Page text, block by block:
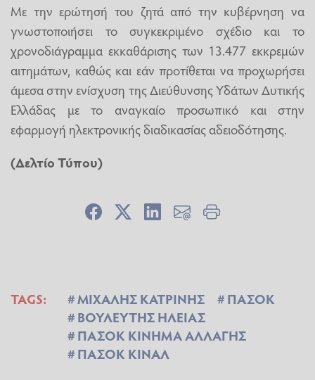
Με την ερώτησή του ζητά από την κυβέρνηση να
γνωστοποιήσει το συγκεκριμένο σχέδιο και το
χρονοδιάγραμμα εκκαθάρισης των 13.477 εκκρεμών
αιτημάτων, καθώς και εάν προτίθεται να προχωρήσει
άμεσα στην ενίσχυση της Διεύθυνσης Υδάτων Δυτικής
Ελλάδας με το αναγκαίο προσωπικό και στην
εφαρμογή ηλεκτρονικής διαδικασίας αδειοδότησης.
(Δελτίο Τύπου)
TAGS: ΜΙΧΑΛΗΣ ΚΑΤΡΙΝΗΣ
ΠΑΣΟΚ
ΒΟΥΛΕΥΤΗΣ ΗΛΕΙΑΣ
ΠΑΣΟΚ ΚΙΝΗΜΑ ΑΛΛΑΓΗΣ
ΠΑΣΟΚ ΚΙΝΑΛ